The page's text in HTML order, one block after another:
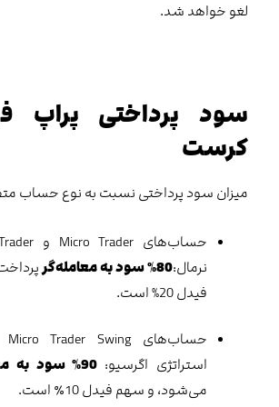
لغو خواهد شد.
سود پرداختی پراپ
کرست
میزان سود پرداختی نسبت به نوع حساب
نرمال:80% سود به معامله‌گر
فیدل 20% است.
استراتژی اگرسیو:
می‌شود، و سهم فیدل 10٪ است.